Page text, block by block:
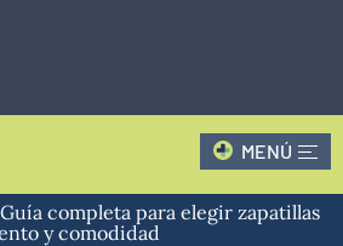
PRIMERA B
CLAUSURA - 3
REA 0
IND 2
MENÚ
completa para elegir zapatillas
y comodidad